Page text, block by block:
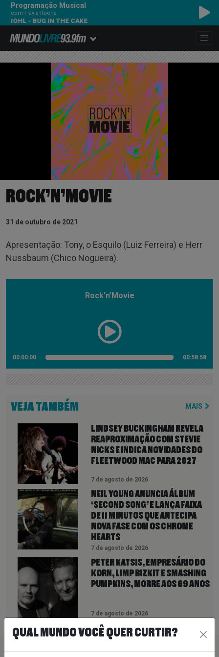
Programação Musical
com Flávia Rocha
- BUG IN THE CAKE
ROCK’N’MOVIE
31 de outubro de 2021
Apresentação: Tony, o Esquilo (Luiz Ferreira) e Herr
Nussbaum (Chico Nogueira).
Rock’n’Movie
00:00:00 00:58:58
VEJA TAMBÉM MAIS
LINDSEY BUCKINGHAM REVELA
REAPROXIMAÇÃO COM STEVIE
NICKS E INDICA NOVIDADES DO
FLEETWOOD MAC PARA 2027
7 de agosto de 2026
NEIL YOUNG ANUNCIA ÁLBUM
‘SECOND SONG’ E LANÇA FAIXA
DE 11 MINUTOS QUE ANTECIPA
NOVA FASE COM OS CHROME
HEARTS
7 de agosto de 2026
PETER KATSIS, EMPRESÁRIO DO
KORN, LIMP BIZKIT E SMASHING
PUMPKINS, MORRE AOS 69 ANOS
7 de agosto de 2026
QUAL MUNDO VOCÊ QUER CURTIR?